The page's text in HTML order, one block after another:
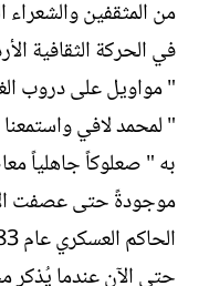
من المثقفين والشعراء
في الحركة الثقافية
" مواويل على دروب
" لمحمد لافي
به " صعلوكاً جاهلياً
موجودةً حتى عصفت
حتى الآن عندما يُذكر